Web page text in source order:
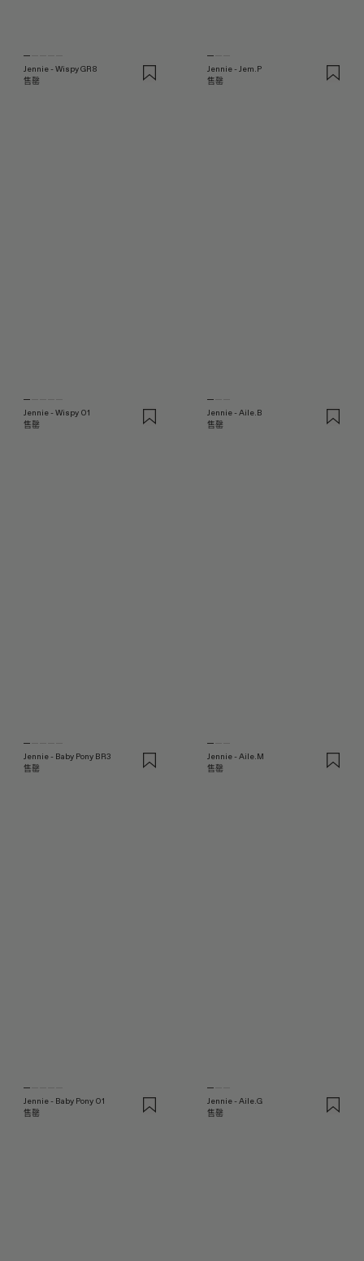
Jennie - Wispy GR8
售罄
Jennie - Jem.P
售罄
Jennie - Wispy 01
售罄
Jennie - Aile.B
售罄
Jennie - Baby Pony BR3
售罄
Jennie - Aile.M
售罄
Jennie - Baby Pony 01
售罄
Jennie - Aile.G
售罄